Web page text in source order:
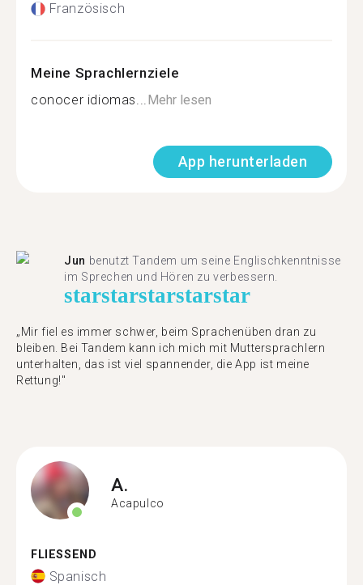
Französisch
Meine Sprachlernziele
conocer idiomas...Mehr lesen
App herunterladen
Jun benutzt Tandem um seine Englischkenntnisse
im Sprechen und Hören zu verbessern.
starstarstarstarstar
„Mir fiel es immer schwer, beim Sprachenüben dran zu
bleiben. Bei Tandem kann ich mich mit Muttersprachlern
unterhalten, das ist viel spannender, die App ist meine
Rettung!"
A.
Acapulco
FLIESSEND
Spanisch